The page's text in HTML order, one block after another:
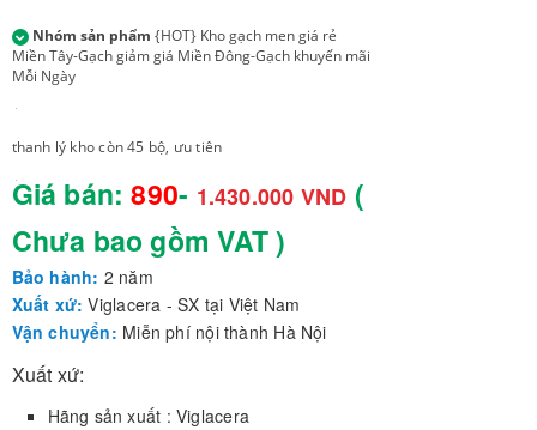
Nhóm sản phẩm {HOT} Kho gạch men giá rẻ
Miền Tây-Gạch giảm giá Miền Đông-Gạch khuyến mãi
Mỗi Ngày
thanh lý kho còn 45 bộ, ưu tiên
Giá bán:890- 1.430.000 VND (
Chưa bao gồm VAT )
Bảo hành: 2 năm
Xuất xứ:Viglacera - SX tại Việt Nam
Vận chuyển: Miễn phí nội thành Hà Nội
Xuất xứ:
Hãng sản xuất : Viglacera